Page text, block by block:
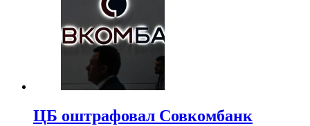
ЦБ оштрафовал Совкомбанк